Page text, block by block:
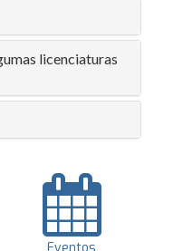
licenciaturas